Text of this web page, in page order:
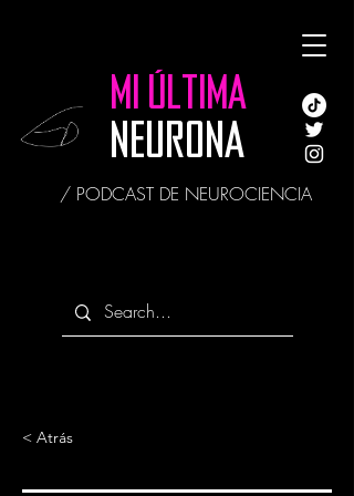
MI ÚLTIMA
NEURONA
/ PODCAST DE NEUROCIENCIA
< Atrás